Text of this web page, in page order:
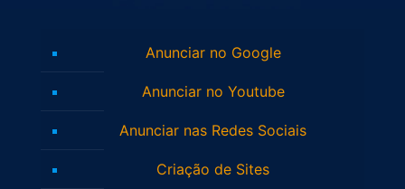
Anunciar no Google
Anunciar no Youtube
Anunciar nas Redes Sociais
Criação de Sites